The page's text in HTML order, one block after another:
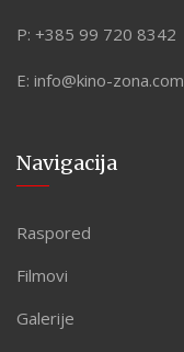
P: +385 99 720 8342
E: info@kino-zona.com
Navigacija
Raspored
Filmovi
Galerije